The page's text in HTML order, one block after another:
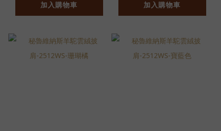
加入購物車 加入購物車